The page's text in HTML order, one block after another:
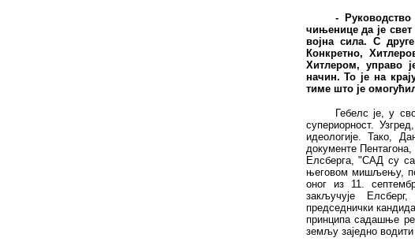
-
чињенице да је
војна сила. С
Конкретно,
Хитлером, управо
начин. То је на
тиме што је
Гебелс је, у
супериорност.
идеологије. Тако,
документе
Елсберга, "САД су
његовом мишљењу,
оног из 11.
закључује
председнички
принципа садашње
земљу заједно водити